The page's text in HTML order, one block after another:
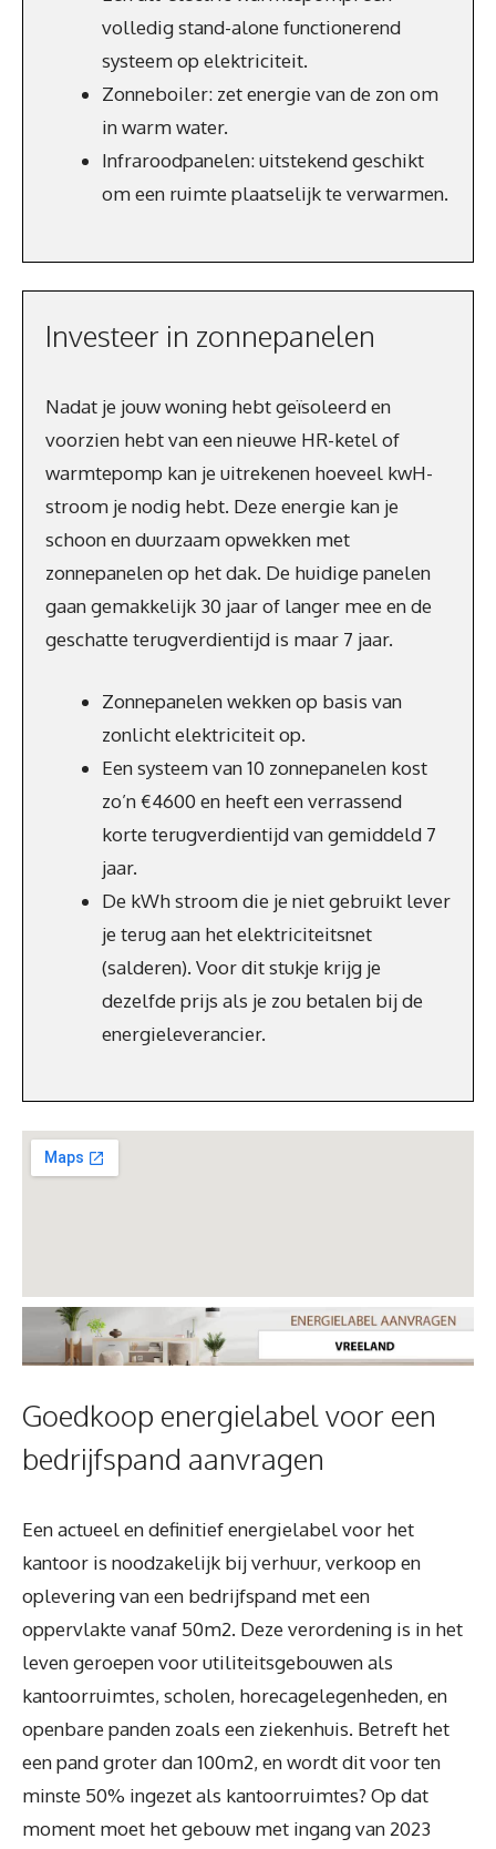
volledig stand-alone functionerend
systeem op elektriciteit.
Zonneboiler: zet energie van de zon om
in warm water.
Infraroodpanelen: uitstekend geschikt
om een ruimte plaatselijk te verwarmen.
Investeer in zonnepanelen
Nadat je jouw woning hebt geïsoleerd en
voorzien hebt van een nieuwe HR-ketel of
warmtepomp kan je uitrekenen hoeveel kwH-
stroom je nodig hebt. Deze energie kan je
schoon en duurzaam opwekken met
zonnepanelen op het dak. De huidige panelen
gaan gemakkelijk 30 jaar of langer mee en de
geschatte terugverdientijd is maar 7 jaar.
Zonnepanelen wekken op basis van
zonlicht elektriciteit op.
Een systeem van 10 zonnepanelen kost
zo’n €4600 en heeft een verrassend
korte terugverdientijd van gemiddeld 7
jaar.
De kWh stroom die je niet gebruikt lever
je terug aan het elektriciteitsnet
(salderen). Voor dit stukje krijg je
dezelfde prijs als je zou betalen bij de
energieleverancier.
Goedkoop energielabel voor een
bedrijfspand aanvragen
Een actueel en definitief energielabel voor het
kantoor is noodzakelijk bij verhuur, verkoop en
oplevering van een bedrijfspand met een
oppervlakte vanaf 50m2. Deze verordening is in het
leven geroepen voor utiliteitsgebouwen als
kantoorruimtes, scholen, horecagelegenheden, en
openbare panden zoals een ziekenhuis. Betreft het
een pand groter dan 100m2, en wordt dit voor ten
minste 50% ingezet als kantoorruimtes? Op dat
moment moet het gebouw met ingang van 2023